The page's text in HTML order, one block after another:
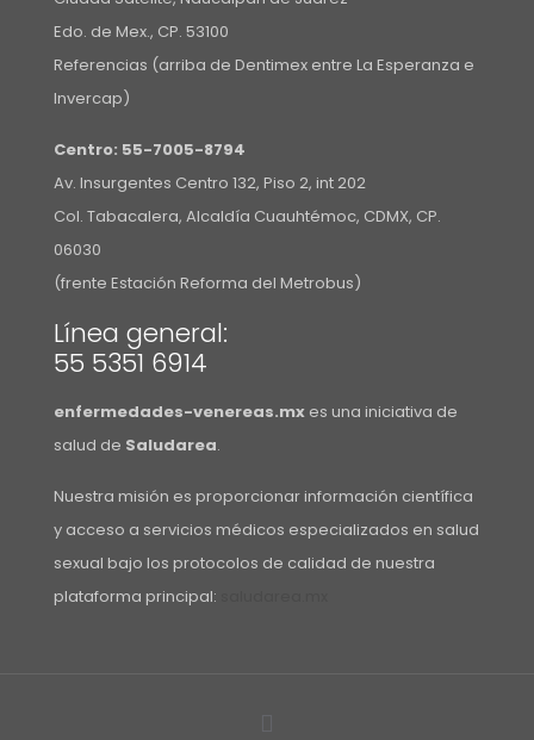
Edo. de Mex., CP. 53100
Referencias (arriba de Dentimex entre La Esperanza e
Invercap)
Centro: 55-7005-8794
Av. Insurgentes Centro 132, Piso 2, int 202
Col. Tabacalera, Alcaldía Cuauhtémoc, CDMX, CP.
06030
(frente Estación Reforma del Metrobus)
Línea general:
55 5351 6914
enfermedades-venereas.mx es una iniciativa de
salud de Saludarea.
Nuestra misión es proporcionar información científica
y acceso a servicios médicos especializados en salud
sexual bajo los protocolos de calidad de nuestra
plataforma principal: